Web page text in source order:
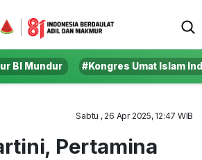
BI Mundur #Kongres Umat Islam
Sabtu , 26 Apr 2025, 12:47 WIB
Pertamina